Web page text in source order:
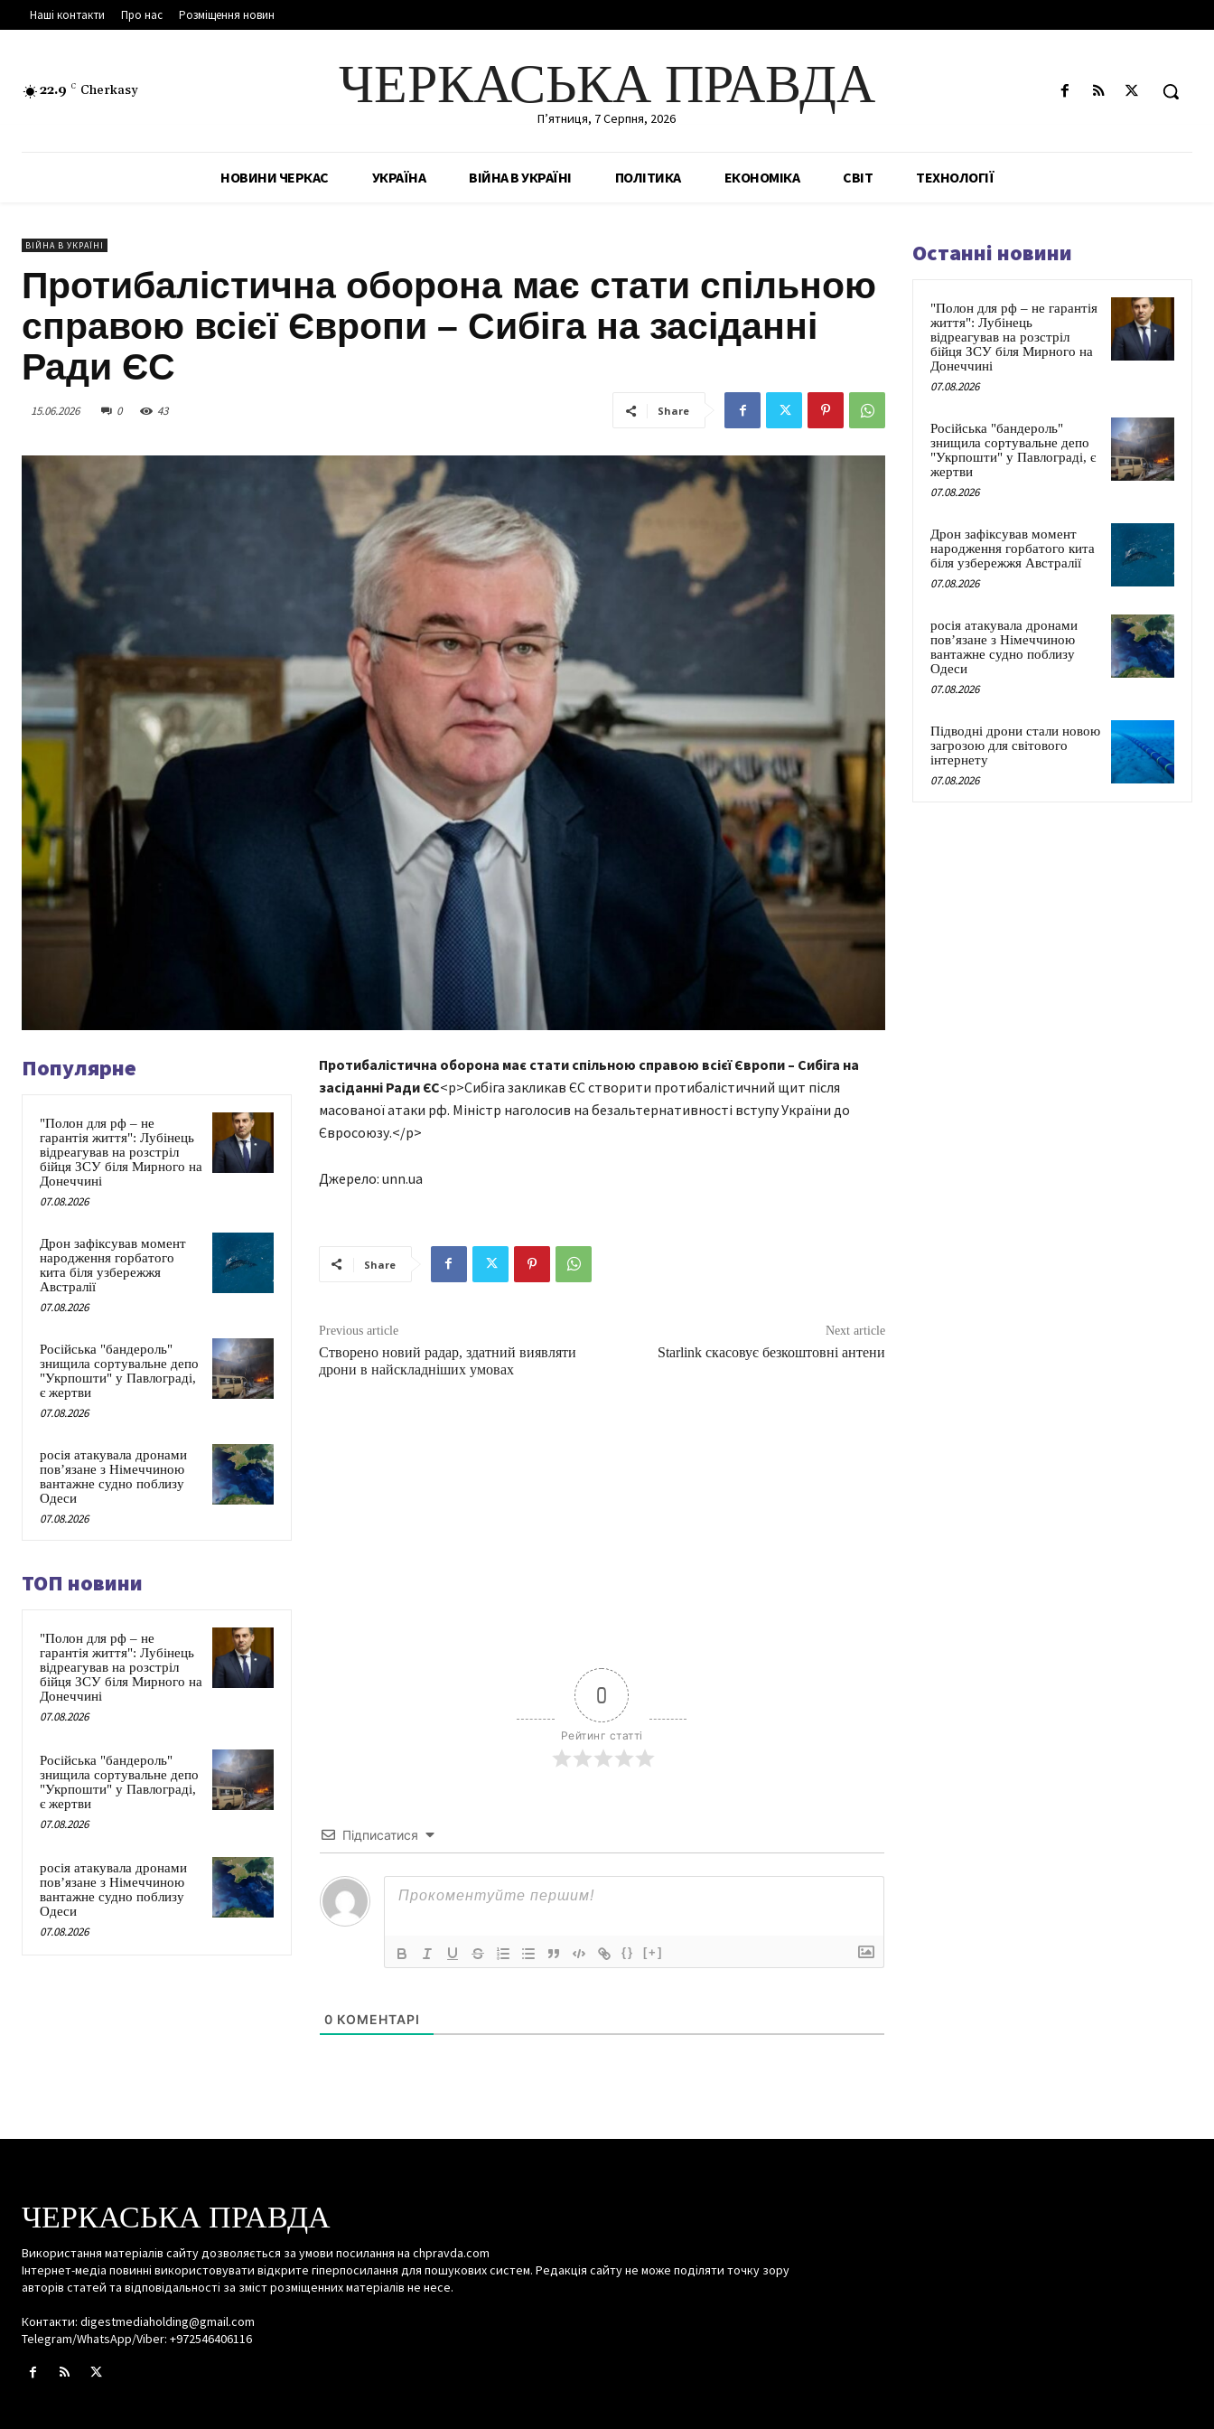
Наші контакти Про нас Розміщення новин
22.9 C Cherkasy ЧЕРКАСЬКА ПРАВДА
П’ятниця, 7 Серпня, 2026
НОВИНИ ЧЕРКАС УКРАЇНА ВІЙНА В УКРАЇНІ ПОЛІТИКА ЕКОНОМІКА СВІТ ТЕХНОЛОГІЇ
ВІЙНА В УКРАЇНІ
Протибалістична оборона має стати спільною
справою всієї Європи – Сибіга на засіданні
Ради ЄС
15.06.2026 0 43 Share
Популярне
"Полон для рф – не
гарантія життя": Лубінець
відреагував на розстріл
бійця ЗСУ біля Мирного на
Донеччині
07.08.2026
Дрон зафіксував момент
народження горбатого
кита біля узбережжя
Австралії
07.08.2026
Російська "бандероль"
знищила сортувальне депо
"Укрпошти" у Павлограді,
є жертви
07.08.2026
росія атакувала дронами
пов’язане з Німеччиною
вантажне судно поблизу
Одеси
07.08.2026
Протибалістична оборона має стати спільною справою всієї Європи – Сибіга на
засіданні Ради ЄС<p>Сибіга закликав ЄС створити протибалістичний щит після
масованої атаки рф. Міністр наголосив на безальтернативності вступу України до
Євросоюзу.</p>
Джерело: unn.ua
Share
Previous article
Створено новий радар, здатний виявляти
дрони в найскладніших умовах
Next article
Starlink скасовує безкоштовні антени
ТОП новини
"Полон для рф – не
гарантія життя": Лубінець
відреагував на розстріл
бійця ЗСУ біля Мирного на
Донеччині
07.08.2026
Російська "бандероль"
знищила сортувальне депо
"Укрпошти" у Павлограді,
є жертви
07.08.2026
росія атакувала дронами
пов’язане з Німеччиною
вантажне судно поблизу
Одеси
07.08.2026
0
Рейтинг статті
Підписатися
{} [+]
0 КОМЕНТАРІ
Останні новини
"Полон для рф – не гарантія
життя": Лубінець
відреагував на розстріл
бійця ЗСУ біля Мирного на
Донеччині
07.08.2026
Російська "бандероль"
знищила сортувальне депо
"Укрпошти" у Павлограді, є
жертви
07.08.2026
Дрон зафіксував момент
народження горбатого кита
біля узбережжя Австралії
07.08.2026
росія атакувала дронами
пов’язане з Німеччиною
вантажне судно поблизу
Одеси
07.08.2026
Підводні дрони стали новою
загрозою для світового
інтернету
07.08.2026
ЧЕРКАСЬКА ПРАВДА
Використання матеріалів сайту дозволяється за умови посилання на chpravda.com
Інтернет-медіа повинні використовувати відкрите гіперпосилання для пошукових систем. Редакція сайту не може поділяти точку зору
авторів статей та відповідальності за зміст розміщенних матеріалів не несе.
Контакти: digestmediaholding@gmail.com
Telegram/WhatsApp/Viber: +972546406116